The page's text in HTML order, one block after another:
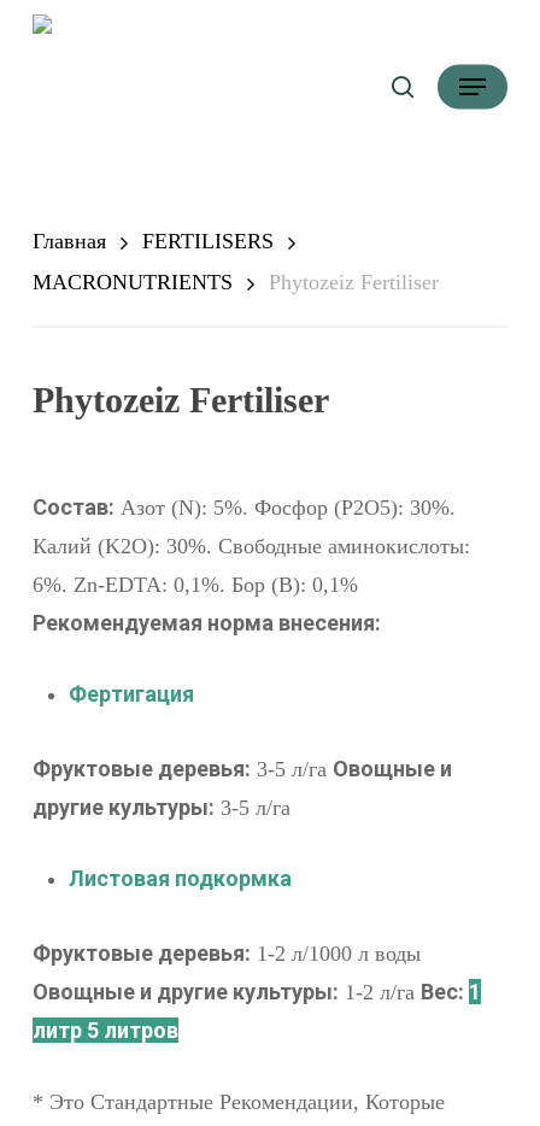
Перейти
Меню
Главная
FERTILISERS
MACRONUTRIENTS
Phytozeiz Fertiliser
Phytozeiz Fertiliser
Состав: Азот (N): 5%. Фосфор (P2O5): 30%.
Калий (K2O): 30%. Свободные аминокислоты:
6%. Zn-EDTA: 0,1%. Бор (B): 0,1%
Рекомендуемая норма внесения:
Фертигация
Фруктовые деревья: 3-5 л/га Овощные и
другие культуры: 3-5 л/га
Листовая подкормка
Фруктовые деревья: 1-2 л/1000 л воды
Овощные и другие культуры: 1-2 л/га Вес: 1
литр 5 литров
* Это Стандартные Рекомендации, Которые